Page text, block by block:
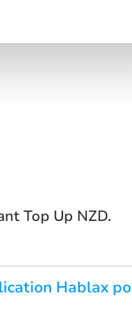
Top Up NZD.
Hablax